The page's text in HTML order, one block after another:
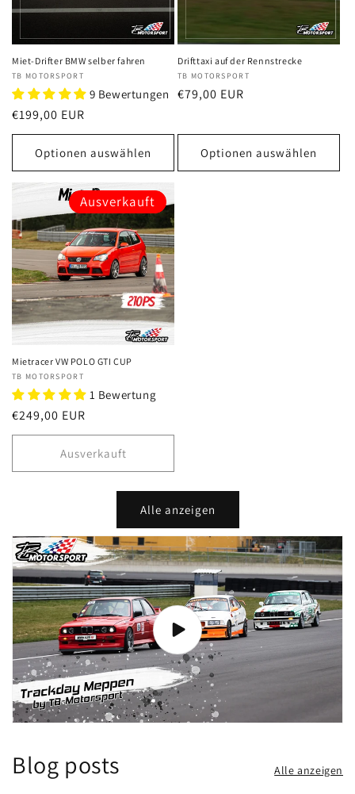
Miet-Drifter BMW selber fahren
Anbieter:
TB MOTORSPORT
9 Bewertungen
Normaler
Preis
€199,00 EUR
Optionen auswählen
Drifttaxi auf der Rennstrecke
Anbieter:
TB MOTORSPORT
Normaler
€79,00 EUR
Optionen auswählen
Ausverkauft
Mietracer VW POLO GTI CUP
Anbieter:
TB MOTORSPORT
1 Bewertung
Normaler
Preis
€249,00 EUR
Ausverkauft
Alle anzeigen
Blog posts Alle anzeigen